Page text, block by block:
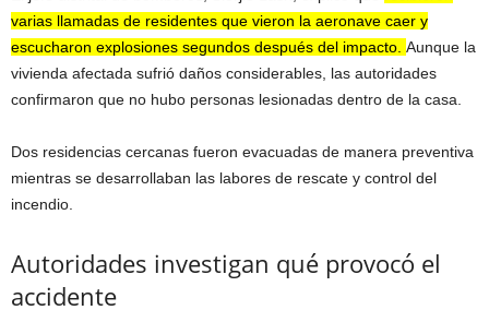
varias llamadas de residentes que vieron la aeronave caer y
escucharon explosiones segundos después del impacto. Aunque la
vivienda afectada sufrió daños considerables, las autoridades
confirmaron que no hubo personas lesionadas dentro de la casa.
Dos residencias cercanas fueron evacuadas de manera preventiva
mientras se desarrollaban las labores de rescate y control del
incendio.
Autoridades investigan qué provocó el
accidente